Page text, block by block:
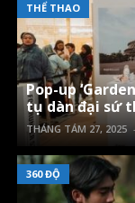
THỂ THAO
Pop-up
tụ dàn đại sứ
THÁNG TÁM 27, 2025
360 ĐỘ